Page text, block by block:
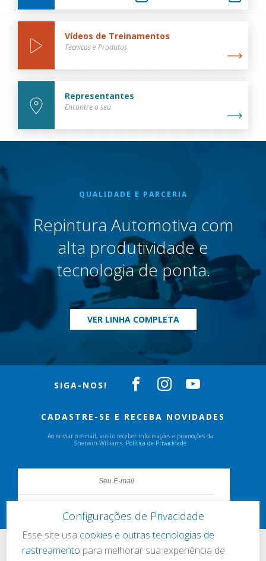
Vídeos de Treinamentos
Técnicas e Produtos
Representantes
Encontre o seu
QUALIDADE E PARCERIA
Repintura Automotiva com
alta produtividade e
tecnologia de ponta.
VER LINHA COMPLETA
SIGA-NOS!
CADASTRE-SE E RECEBA NOVIDADES
Ao enviar o e-mail, aceito receber informações e promoções da
Sherwin-Williams. Política de Privacidade
Configurações de Privacidade
Esse site usa cookies e outras tecnologias de
rastreamento para melhorar sua experiência de